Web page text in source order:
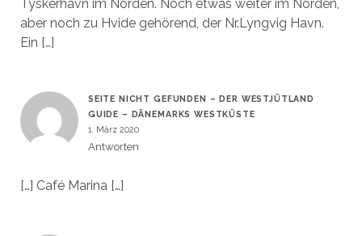
Tyskerhavn im Norden. Noch etwas weiter im Norden,
aber noch zu Hvide gehörend, der Nr.Lyngvig Havn.
Ein […]
SEITE NICHT GEFUNDEN – DER WESTJÜTLAND
GUIDE – DÄNEMARKS WESTKÜSTE
1. März 2020
Antworten
[…] Café Marina […]